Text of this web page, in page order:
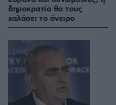
δημοκρατία θα τους
χαλάσει το όνειρο